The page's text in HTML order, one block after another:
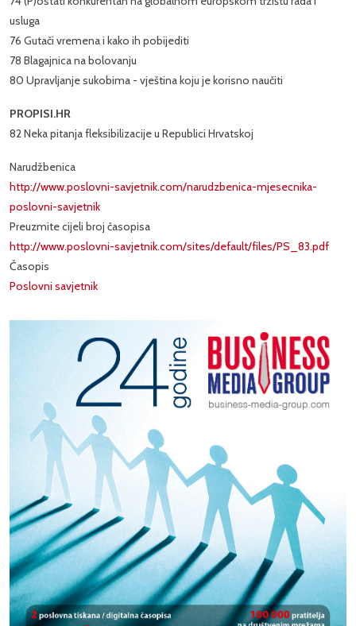
usluga
76 Gutači vremena i kako ih pobijediti
78 Blagajnica na bolovanju
80 Upravljanje sukobima - vještina koju je korisno naučiti
PROPISI.HR
82 Neka pitanja fleksibilizacije u Republici Hrvatskoj
Narudžbenica
http://www.poslovni-savjetnik.com/narudzbenica-mjesecnika-
poslovni-savjetnik
Preuzmite cijeli broj časopisa
http://www.poslovni-savjetnik.com/sites/default/files/PS_83.pdf
Časopis
Poslovni savjetnik